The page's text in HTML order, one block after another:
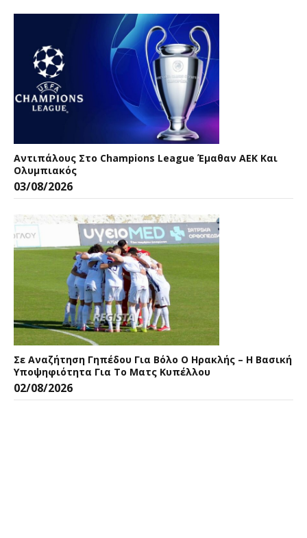
Αντιπάλους Στο Champions League Έμαθαν ΑΕΚ Και
Ολυμπιακός
03/08/2026
Σε Αναζήτηση Γηπέδου Για Βόλο Ο Ηρακλής – Η Βασική
Υποψηφιότητα Για Το Ματς Κυπέλλου
02/08/2026